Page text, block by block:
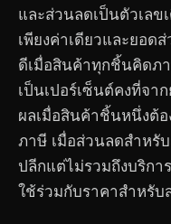
และส่วนลดเป็นตัวเล
เพียงค่าเดียวและยอด
ดีเมื่อสินค้าทุกชิ้นคิดภ
เป็นเปอร์เซ็นต์คงที่จา
ผลเมื่อสินค้าชิ้นหนึ่งต้อ
ภาษี เมื่อส่วนลดสำหรั
ปลีกแต่ไม่รวมถึงบริก
ใช้ร่วมกับราคาสำหรั